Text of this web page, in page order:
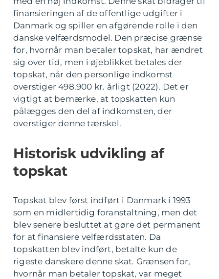
finansieringen af de offentlige udgifter i
Danmark og spiller en afgørende rolle i den
danske velfærdsmodel. Den præcise grænse
for, hvornår man betaler topskat, har ændret
sig over tid, men i øjeblikket betales der
topskat, når den personlige indkomst
overstiger 498.900 kr. årligt (2022). Det er
vigtigt at bemærke, at topskatten kun
pålægges den del af indkomsten, der
overstiger denne tærskel.
Historisk udvikling af
topskat
Topskat blev først indført i Danmark i 1993
som en midlertidig foranstaltning, men det
blev senere besluttet at gøre det permanent
for at finansiere velfærdsstaten. Da
topskatten blev indført, betalte kun de
rigeste danskere denne skat. Grænsen for,
hvornår man betaler topskat, var meget